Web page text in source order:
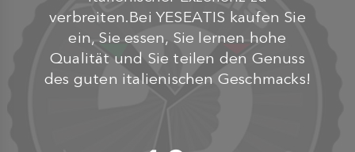
verbreiten.Bei YESEATIS kaufen Sie
ein, Sie essen, Sie lernen hohe
Qualität und Sie teilen den Genuss
des guten italienischen Geschmacks!